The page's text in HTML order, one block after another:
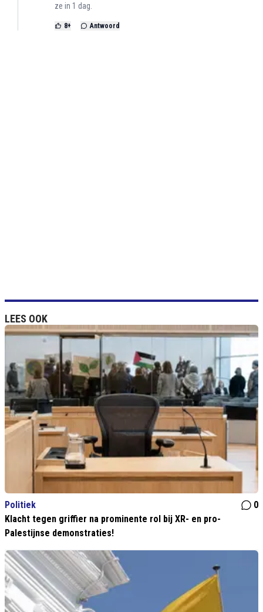
ze in 1 dag.
8+ Antwoord
LEES OOK
Politiek
0
Klacht tegen griffier na prominente rol bij XR- en pro-
Palestijnse demonstraties!